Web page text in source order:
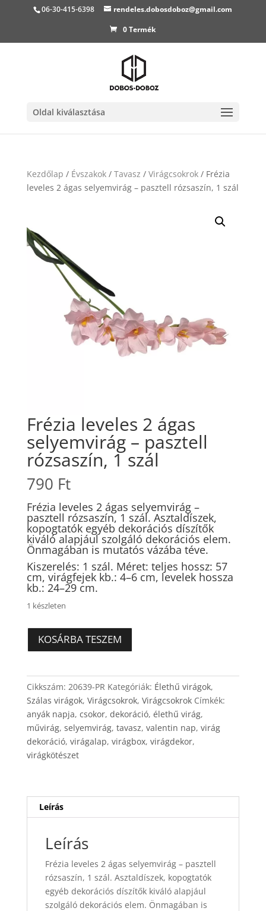
06-30-415-6398
rendeles.dobosdoboz@gmail.com
0 Termék
Oldal kiválasztása
Kezdőlap / Évszakok/ Tavasz / Virágcsokrok/ Frézia
leveles 2 ágas selyemvirág – pasztell rózsaszín, 1 szál
Frézia leveles 2 ágas
selyemvirág – pasztell
rózsaszín, 1 szál
790 Ft
Frézia leveles 2 ágas selyemvirág –
pasztell rózsaszín, 1 szál. Asztaldíszek,
kopogtatók egyéb dekorációs díszítők
kiváló alapjául szolgáló dekorációs elem.
Önmagában is mutatós vázába téve.
Kiszerelés: 1 szál. Méret: teljes hossz: 57
cm, virágfejek kb.: 4–6 cm, levelek hossza
kb.: 24–29 cm.
1 készleten
Frézia
ágas
selyemvirág
–
pasztell
rózsaszín,
1
szál
KOSÁRBA TESZEM
Cikkszám: 20639-PR Kategóriák: Élethű virágok,
Szálas virágok, Virágcsokrok, Virágcsokrok Címkék:
anyák napja, csokor, dekoráció, élethű virág,
művirág, selyemvirág, tavasz, valentin nap, virág
dekoráció, virágalap, virágbox, virágdekor,
virágkötészet
Leírás
Leírás
Frézia leveles 2 ágas selyemvirág – pasztell
rózsaszín, 1 szál. Asztaldíszek, kopogtatók
egyéb dekorációs díszítők kiváló alapjául
szolgáló dekorációs elem. Önmagában is